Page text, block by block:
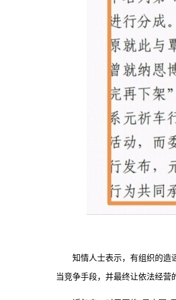
知情人士表示，有组织的造
当竞争手段，并最终让依法经营